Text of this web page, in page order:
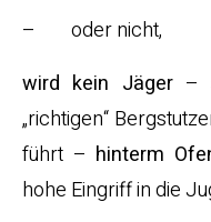
– oder nicht,
wird kein Jäger–
„richtigen“
führt – hinterm
hohe Eingriff in die